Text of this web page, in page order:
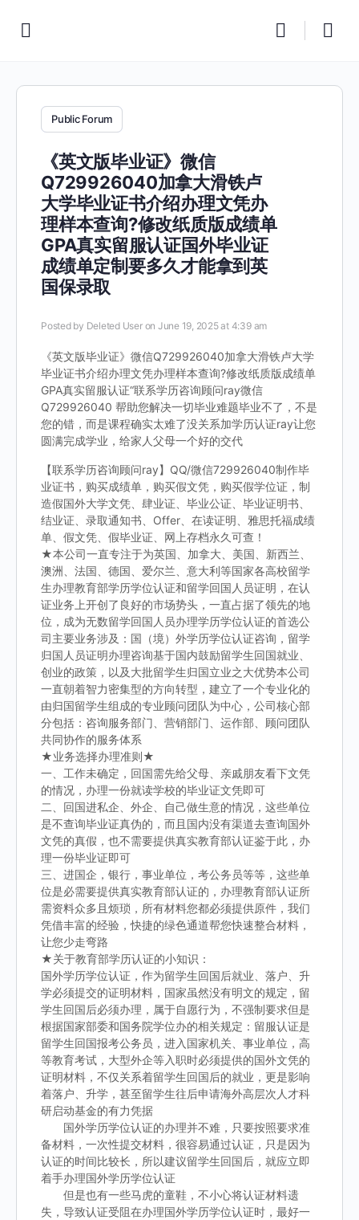
Public Forum
《英文版毕业证》微信
Q729926040加拿大滑铁卢
大学毕业证书介绍办理文凭办
理样本查询?修改纸质版成绩单
GPA真实留服认证国外毕业证
成绩单定制要多久才能拿到英
国保录取
Posted by Deleted User on June 19, 2025 at 4:39 am
《英文版毕业证》微信Q729926040加拿大滑铁卢大学
毕业证书介绍办理文凭办理样本查询?修改纸质版成绩单
GPA真实留服认证“联系学历咨询顾问ray微信
Q729926040 帮助您解决一切毕业难题毕业不了，不是
您的错，而是课程确实太难了没关系加学历认证ray让您
圆满完成学业，给家人父母一个好的交代
【联系学历咨询顾问ray】QQ/微信729926040制作毕
业证书，购买成绩单，购买假文凭，购买假学位证，制
造假国外大学文凭、肆业证、毕业公证、毕业证明书、
结业证、录取通知书、Offer、在读证明、雅思托福成绩
单、假文凭、假毕业证、网上存档永久可查！
★本公司一直专注于为英国、加拿大、美国、新西兰、
澳洲、法国、德国、爱尔兰、意大利等国家各高校留学
生办理教育部学历学位认证和留学回国人员证明，在认
证业务上开创了良好的市场势头，一直占据了领先的地
位，成为无数留学回国人员办理学历学位认证的首选公
司主要业务涉及：国（境）外学历学位认证咨询，留学
归国人员证明办理咨询基于国内鼓励留学生回国就业、
创业的政策，以及大批留学生归国立业之大优势本公司
一直朝着智力密集型的方向转型，建立了一个专业化的
由归国留学生组成的专业顾问团队为中心，公司核心部
分包括：咨询服务部门、营销部门、运作部、顾问团队
共同协作的服务体系
★业务选择办理准则★
一、工作未确定，回国需先给父母、亲戚朋友看下文凭
的情况，办理一份就读学校的毕业证文凭即可
二、回国进私企、外企、自己做生意的情况，这些单位
是不查询毕业证真伪的，而且国内没有渠道去查询国外
文凭的真假，也不需要提供真实教育部认证鉴于此，办
理一份毕业证即可
三、进国企，银行，事业单位，考公务员等等，这些单
位是必需要提供真实教育部认证的，办理教育部认证所
需资料众多且烦琐，所有材料您都必须提供原件，我们
凭借丰富的经验，快捷的绿色通道帮您快速整合材料，
让您少走弯路
★关于教育部学历认证的小知识：
国外学历学位认证，作为留学生回国后就业、落户、升
学必须提交的证明材料，国家虽然没有明文的规定，留
学生回国后必须办理，属于自愿行为，不强制要求但是
根据国家部委和国务院学位办的相关规定：留服认证是
留学生回国报考公务员，进入国家机关、事业单位，高
等教育考试，大型外企等入职时必须提供的国外文凭的
证明材料，不仅关系着留学生回国后的就业，更是影响
着落户、升学，甚至留学生往后申请海外高层次人才科
研启动基金的有力凭据
国外学历学位认证的办理并不难，只要按照要求准
备材料，一次性提交材料，很容易通过认证，只是因为
认证的时间比较长，所以建议留学生回国后，就应立即
着手办理国外学历学位认证
但是也有一些马虎的童鞋，不小心将认证材料遗
失，导致认证受阻在办理国外学历学位认证时，最好一